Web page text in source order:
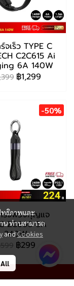
จเร็ว TYPE C
C2C615 Ai
6A 140W
฿1,299
-50%
ร์จพวงกุญแจ
ZC660 5A
240W
฿299
ทธิภาพและ
น ท่านสามารถ
andCookies